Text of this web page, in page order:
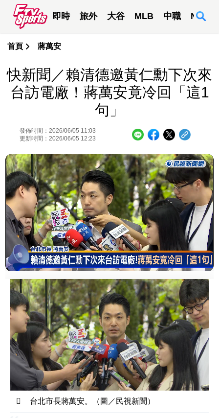
即時 旅外 大谷 MLB 中職 NBA
首頁 蔣萬安
快新聞／賴清德邀黃仁勳下次來
台訪電廠！蔣萬安竟冷回「這1
句」
發佈時間：2026/06/05 11:03
更新時間：2026/06/05 12:23
台北市長蔣萬安。（圖／民視新聞）